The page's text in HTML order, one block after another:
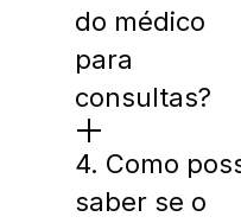
do médico
para
consultas?
4. Como
saber se o